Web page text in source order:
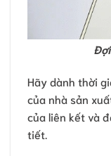
Hãy dành thời
của nhà sản
của liên kết và
tiết.